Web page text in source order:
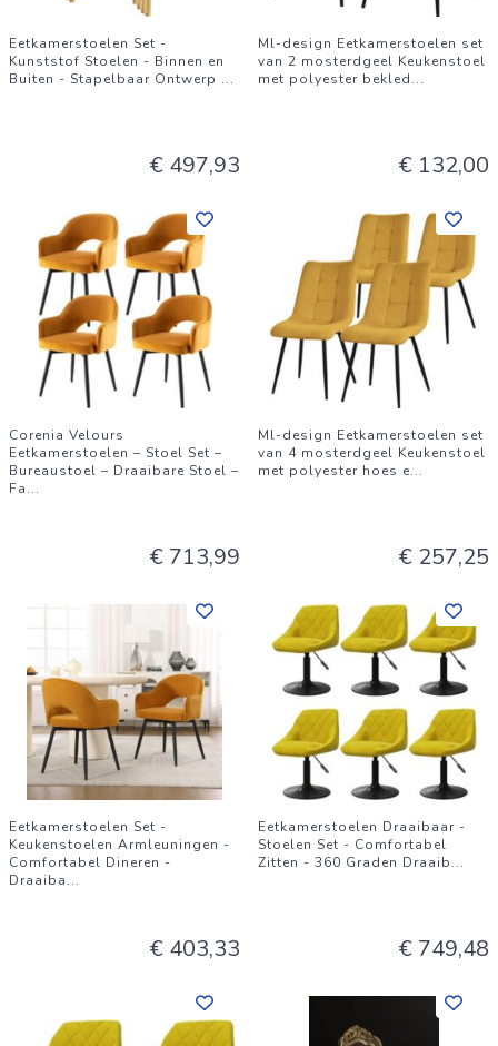
Eetkamerstoelen Set -
Kunststof Stoelen - Binnen en
Buiten - Stapelbaar Ontwerp ...
€ 497,93
Ml-design Eetkamerstoelen set
van 2 mosterdgeel Keukenstoel
met polyester bekled...
€ 132,00
Corenia Velours
Eetkamerstoelen – Stoel Set –
Bureaustoel – Draaibare Stoel –
Fa...
€ 713,99
Ml-design Eetkamerstoelen set
van 4 mosterdgeel Keukenstoel
met polyester hoes e...
€ 257,25
Eetkamerstoelen Set -
Keukenstoelen Armleuningen -
Comfortabel Dineren -
Draaiba...
€ 403,33
Eetkamerstoelen Draaibaar -
Stoelen Set - Comfortabel
Zitten - 360 Graden Draaib...
€ 749,48